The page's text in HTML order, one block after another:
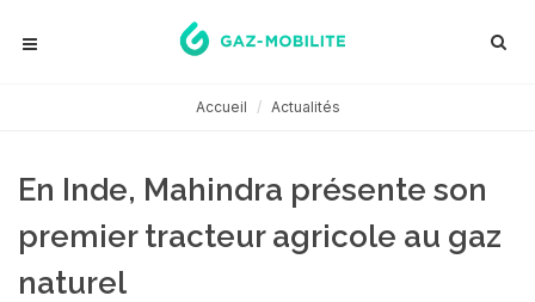
Accueil Actualités
En Inde, Mahindra présente son
premier tracteur agricole au gaz
naturel